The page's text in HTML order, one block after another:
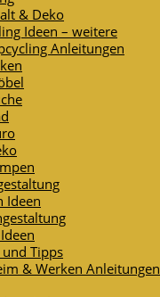
& Deko
Ideen – weitere
Anleitungen
Ideen
und Tipps
& Werken Anleitungen